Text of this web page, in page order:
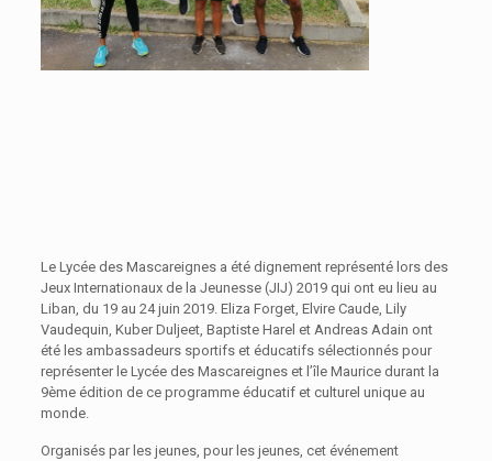
Le Lycée des Mascareignes a été dignement représenté lors des
Jeux Internationaux de la Jeunesse (JIJ) 2019 qui ont eu lieu au
Liban, du 19 au 24 juin 2019. Eliza Forget, Elvire Caude, Lily
Vaudequin, Kuber Duljeet, Baptiste Harel et Andreas Adain ont
été les ambassadeurs sportifs et éducatifs sélectionnés pour
représenter le Lycée des Mascareignes et l’île Maurice durant la
9ème édition de ce programme éducatif et culturel unique au
monde.
Organisés par les jeunes, pour les jeunes, cet événement